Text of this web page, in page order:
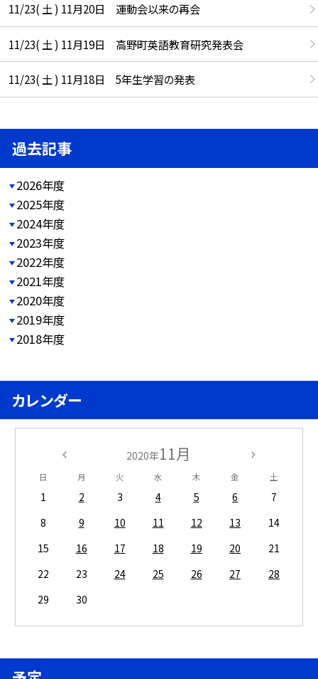
11/23( 土 ) 11月20日 運動会以来の再会
11/23( 土 ) 11月19日 高野町英語教育研究発表会
11/23( 土 ) 11月18日 5年生学習の発表
過去記事
2026年度
2025年度
2024年度
2023年度
2022年度
2021年度
2020年度
2019年度
2018年度
カレンダー
2020年11月
日 月 火 水 木 金 土
1 2 3 4 5 6
7
8
9 10 11 12 13
14
15
16 17 18 19 20
21
22
23 24 25 26 27
28
29
30